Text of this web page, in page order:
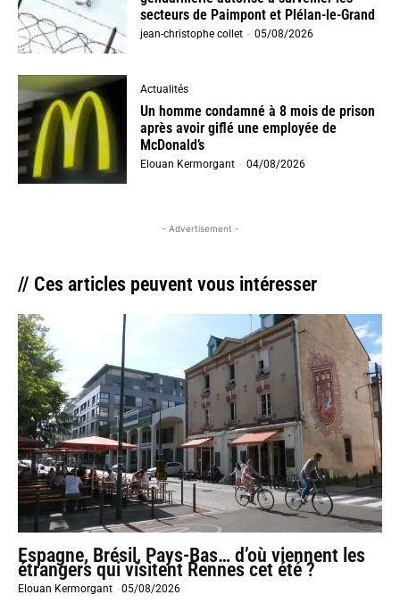
secteurs de Paimpont et Plélan-le-Grand
jean-christophe collet - 05/08/2026
Actualités
Un homme condamné à 8 mois de prison
après avoir giflé une employée de
McDonald’s
Elouan Kermorgant - 04/08/2026
- Advertisement -
// Ces articles peuvent vous intéresser
Espagne, Brésil, Pays-Bas… d’où viennent les
étrangers qui visitent Rennes cet été ?
Elouan Kermorgant -05/08/2026